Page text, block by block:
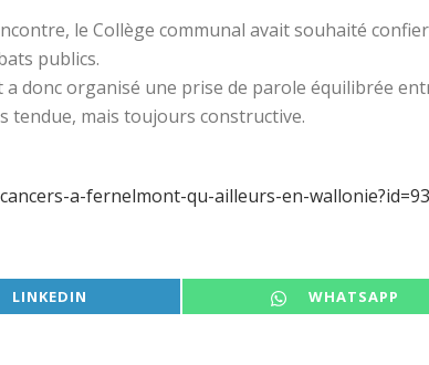
le Collège communal avait souhaité
publics.
donc organisé une prise de parole équilibrée
tendue, mais toujours constructive.
a-fernelmont-qu-ailleurs-en-
SHARE ON
LINKEDIN SHARE ON
WHATSAPP